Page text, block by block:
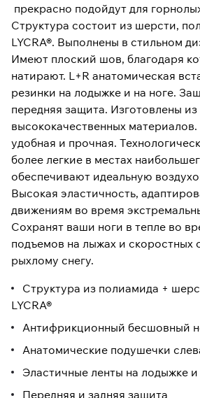
прекрасно подойдут для
Структура состоит из шерсти,
LYCRA®. Выполнены в стильном
Имеют плоский шов, благодаря
натирают. L+R анатомическая
резинки на лодыжке и на ноге.
передняя защита. Изготовлены из
высококачественных
удобная и прочная.
более легкие в местах
обеспечивают идеальную
Высокая эластичность,
движениям во время
Сохранят ваши ноги в тепле во
подъемов на лыжах и скоростных
рыхлому снегу.
Структура из полиамида +
LYCRA®
Антифрикционный бесшовный
Анатомические подушечки
Эластичные ленты на лодыжке и
Передняя и задняя защита